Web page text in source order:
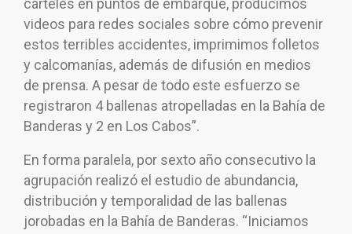
carteles en puntos de embarque, producimos
videos para redes sociales sobre cómo prevenir
estos terribles accidentes, imprimimos folletos
y calcomanías, además de difusión en medios
de prensa. A pesar de todo este esfuerzo se
registraron 4 ballenas atropelladas en la Bahía de
Banderas y 2 en Los Cabos”.
En forma paralela, por sexto año consecutivo la
agrupación realizó el estudio de abundancia,
distribución y temporalidad de las ballenas
jorobadas en la Bahía de Banderas. “Iniciamos